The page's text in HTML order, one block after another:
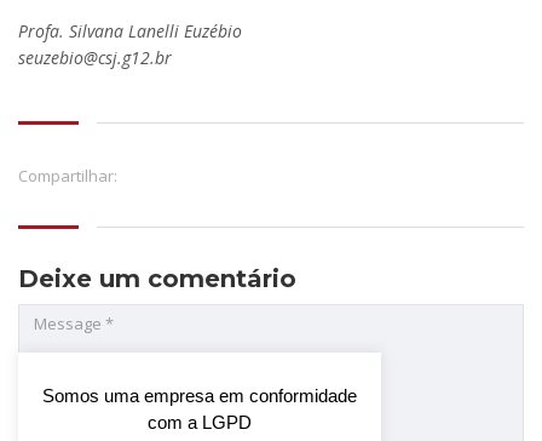
Profa. Silvana Lanelli Euzébio
seuzebio@csj.g12.br
Compartilhar:
Deixe um comentário
Somos uma empresa em conformidade
com a LGPD